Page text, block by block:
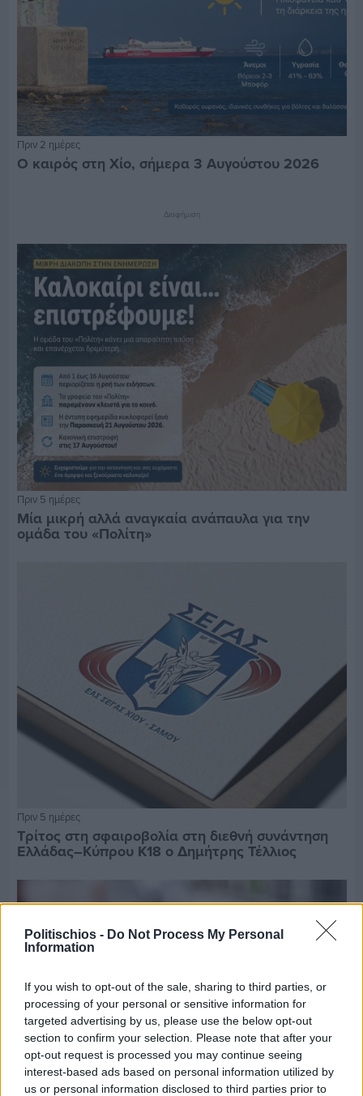
Politischios - Do Not Process My Personal
Information
If you wish to opt-out of the sale, sharing to third parties, or
processing of your personal or sensitive information for
targeted advertising by us, please use the below opt-out
section to confirm your selection. Please note that after your
opt-out request is processed you may continue seeing
interest-based ads based on personal information utilized by
us or personal information disclosed to third parties prior to
Πριν 2 ημέρες
Ο καιρός στη Χίο, σήμερα 3 Αυγούστου 2026
Διαφήμιση
Πριν 5 ημέρες
Μία μικρή αλλά αναγκαία ανάπαυλα για την
ομάδα του «Πολίτη»
Πριν 5 ημέρες
Τρίτος στη σφαιροβολία στη διεθνή συνάντηση
Ελλάδας–Κύπρου Κ18 ο Δημήτρης Τέλλιος